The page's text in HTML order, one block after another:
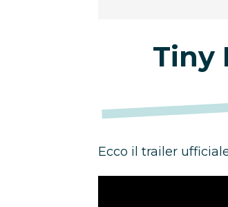
Tiny
Ecco il trailer